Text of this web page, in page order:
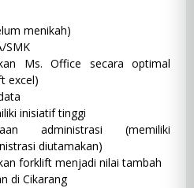
menikah)
SMK
Ms. Office secara optimal
excel)
inisiatif tinggi
administrasi (memiliki
diutamakan)
forklift menjadi nilai tambah
di Cikarang